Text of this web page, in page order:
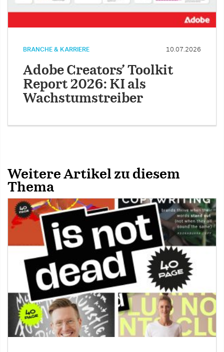
BRANCHE & KARRIERE 10.07.2026
Adobe Creators’ Toolkit
Report 2026: KI als
Wachstumstreiber
Weitere Artikel zu diesem
Thema